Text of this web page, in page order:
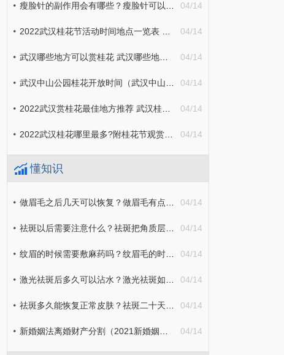
04/14
瘦脸针的副作用会有哪些？瘦脸针可以瘦咬肌吗？
04/14
2022武汉桂花节活动时间地点一览表 武汉桂花几月份开
04/14
武汉哪些地方可以赏桂花 武汉哪些地方可以赏桂花梅
04/14
武汉中山公园桂花开放时间（武汉中山公园桂花开放时间表）
04/14
2022武汉赏桂花最佳地方推荐 武汉桂花景点
04/14
2022武汉桂花哪里最多?附桂花节观赏地图
懂知识
04/14
做眉毛之后几天可以恢复？做眉毛有点痒是什么原因？
04/14
祛斑以后需要注意什么？祛斑把角质层破坏了应该怎么修复？
04/14
纹眉的时候需要敷麻药吗？纹眉毛的时候出血好还是不出血好？
04/14
激光祛斑后多久可以沾水？激光祛斑如何才能防止反黑？
04/14
祛斑多久能恢复正常皮肤？祛斑二十天后能吃辣吗？
04/14
新婚姻法离婚财产分割（2021新婚姻法离婚财产分割）